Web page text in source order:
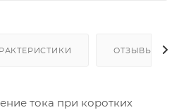
ОТЗЫВЫ
тока при коротких